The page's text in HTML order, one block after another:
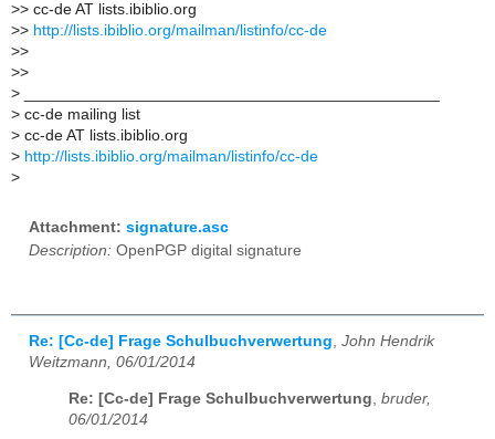
>> cc-de AT lists.ibiblio.org
>> http://lists.ibiblio.org/mailman/listinfo/cc-de
>>
>>
>
> cc-de mailing list
> cc-de AT lists.ibiblio.org
> http://lists.ibiblio.org/mailman/listinfo/cc-de
>
Attachment: signature.asc
Description: OpenPGP digital signature
Re: [Cc-de] Frage Schulbuchverwertung, John Hendrik
Weitzmann, 06/01/2014
Re: [Cc-de] Frage Schulbuchverwertung bruder,
06/01/2014